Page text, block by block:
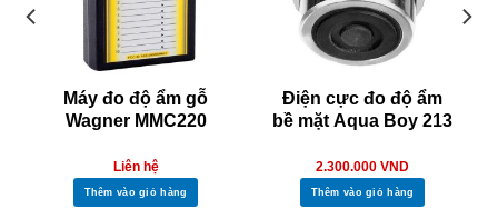
Máy đo độ ẩm gỗ
Wagner MMC220
Liên hệ
Thêm vào giỏ hàng
Điện cực đo độ ẩm
bề mặt Aqua Boy 213
2.300.000 VND
Thêm vào giỏ hàng